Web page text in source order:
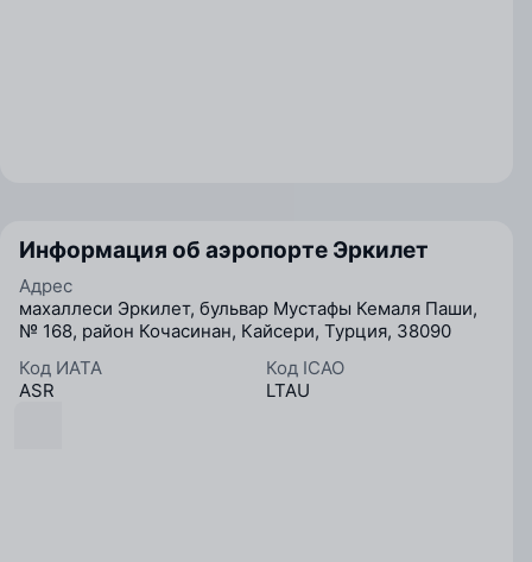
Информация об аэропорте Эркилет
Адрес
махаллеси Эркилет, бульвар Мустафы Кемаля Паши,
№ 168, район Кочасинан, Кайсери, Турция, 38090
Код ИАТА
ASR
Код ICAO
LTAU